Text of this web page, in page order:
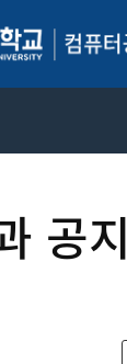
공지
공지